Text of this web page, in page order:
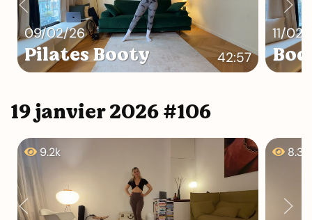
09/02/26
Pilates Booty 42:57
11/
19 janvier 2026 #106
9.2k 8.3k